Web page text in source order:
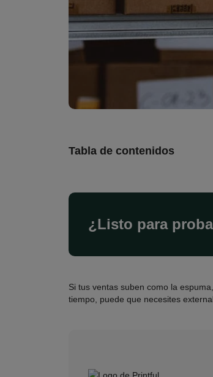
Tabla de contenidos
¿Listo para
Si tus ventas suben como la
tiempo, puede que necesites